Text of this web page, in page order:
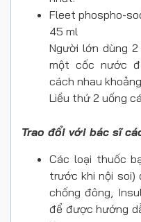
Fleet phospho-
45 ml
Người lớn dùng
một cốc nước
cách nhau khoảng
Liều thứ 2 uống
Trao đổi với bác sĩ
Các loại thuốc
trước khi nội soi)
chống đông,
để được hướng